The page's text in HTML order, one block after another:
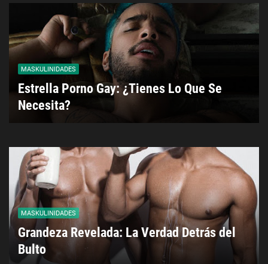
MASKULINIDADES
Estrella Porno Gay: ¿Tienes Lo Que Se
Necesita?
MASKULINIDADES
Grandeza Revelada: La Verdad Detrás del
Bulto